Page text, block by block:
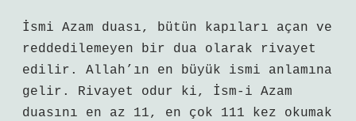
İsmi Azam duası, bütün kapıları açan ve
reddedilemeyen bir dua olarak rivayet
edilir. Allah’ın en büyük ismi anlamına
gelir. Rivayet odur ki, İsm-i Azam
duasını en az 11, en çok 111 kez okumak